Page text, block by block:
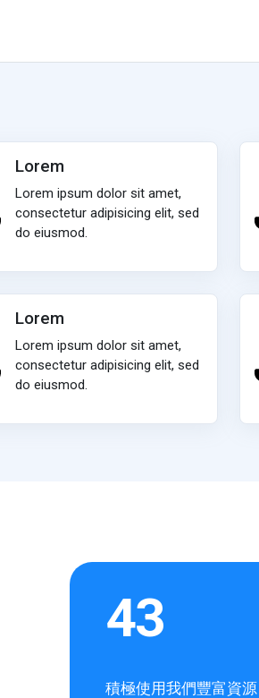
Lorem
Lorem ipsum dolor sit amet,
consectetur adipisicing elit, sed
do eiusmod.
Lorem
Lorem ipsum dolor sit amet,
consectetur adipisicing elit, sed
do eiusmod.
43
積極使用我們豐富資源